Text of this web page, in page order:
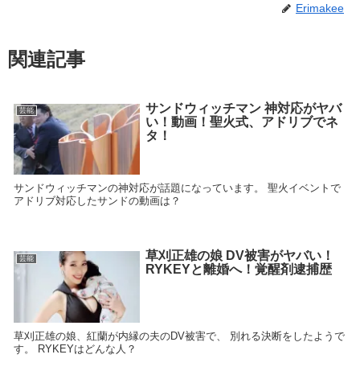
Erimakee
関連記事
芸能
サンドウィッチマン 神対応がヤバ
い！動画！聖火式、アドリブでネ
タ！
サンドウィッチマンの神対応が話題になっています。 聖火イベントで
アドリブ対応したサンドの動画は？
芸能
草刈正雄の娘 DV被害がヤバい！
RYKEYと離婚へ！覚醒剤逮捕歴
草刈正雄の娘、紅蘭が内縁の夫のDV被害で、 別れる決断をしたようで
す。 RYKEYはどんな人？